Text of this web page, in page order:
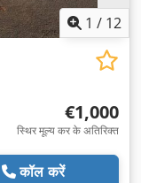
1 / 12
€1,000
स्थिर मूल्य कर के अतिरिक्त
कॉल करें